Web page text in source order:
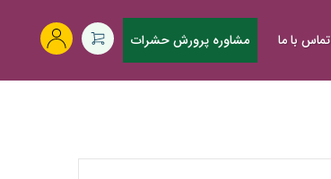
تماس با ما مشاوره پرورش حشرات